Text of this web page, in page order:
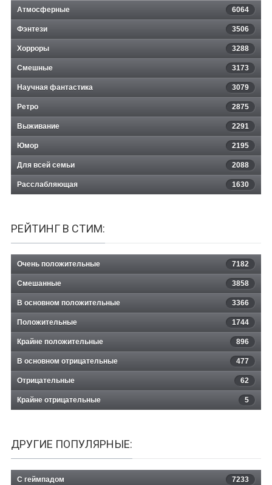
Атмосферные 6064
Фэнтези 3506
Хорроры 3288
Смешные 3173
Научная фантастика 3079
Ретро 2875
Выживание 2291
Юмор 2195
Для всей семьи 2088
Расслабляющая 1630
РЕЙТИНГ В СТИМ:
Очень положительные 7182
Смешанные 3858
В основном положительные 3366
Положительные 1744
Крайне положительные 896
В основном отрицательные 477
Отрицательные 62
Крайне отрицательные 5
ДРУГИЕ ПОПУЛЯРНЫЕ:
С геймпадом 7233